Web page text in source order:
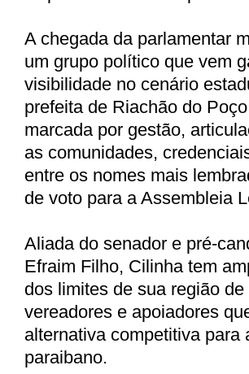
A chegada da parlamentar
um grupo político que vem
visibilidade no cenário
prefeita de Riachão do
marcada por gestão,
as comunidades,
entre os nomes mais
de voto para a Assembleia
Aliada do senador e pré-
Efraim Filho, Cilinha tem
dos limites de sua região
vereadores e apoiadores
alternativa competitiva para
paraibano.